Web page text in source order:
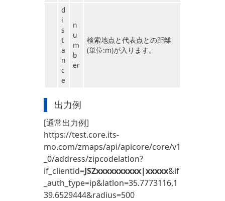
d
i
s
t
a
n
c
e
n
u
m
b
er
検索地点と代表点との距離
(単位:m)が入ります。
出力例
[通常出力例]
https://test.core.its-
mo.com/zmaps/api/apicore/core/v1
_0/address/zipcodelatlon?
if_clientid=JSZxxxxxxxxxx|xxxxx&if
_auth_type=ip&latlon=35.7773116,1
39.6529444&radius=500